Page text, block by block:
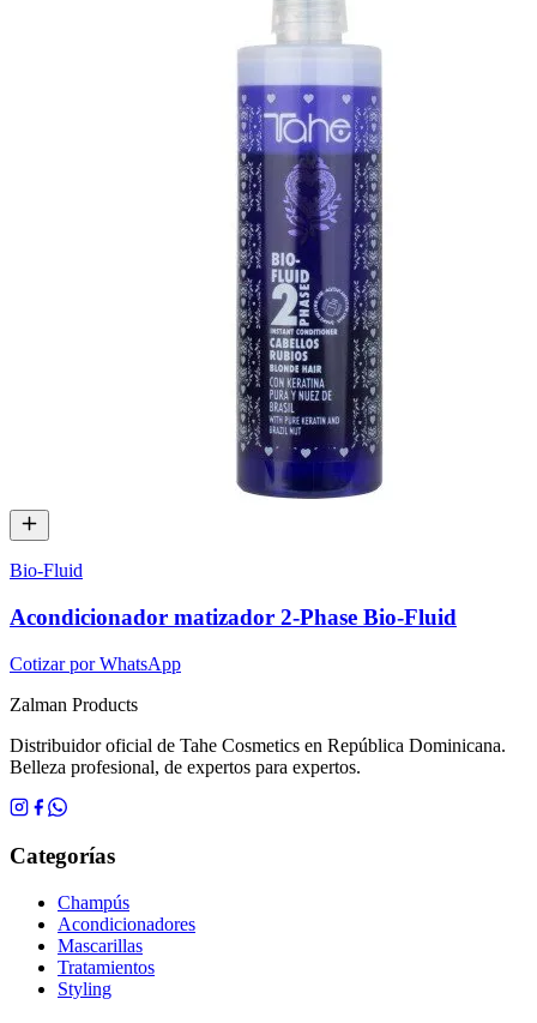
Bio-Fluid
Acondicionador matizador 2-Phase Bio-Fluid
Cotizar por WhatsApp
Zalman Products
Distribuidor oficial de Tahe Cosmetics en República Dominicana.
Belleza profesional, de expertos para expertos.
Categorías
Champús
Acondicionadores
Mascarillas
Tratamientos
Styling